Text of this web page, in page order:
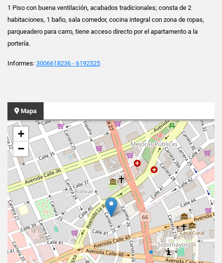
1 Piso con buena ventilación, acabados tradicionales; consta de 2
habitaciones, 1 baño, sala comedor, cocina integral con zona de ropas,
parqueadero para carro, tiene acceso directo por el apartamento a la
portería.
Informes: 3006618236 - 6192525
Mapa
+
−